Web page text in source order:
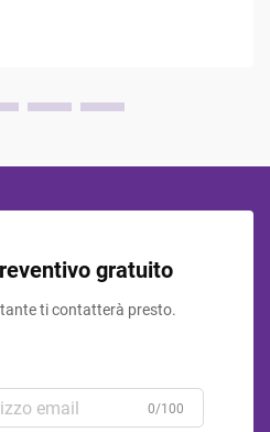
in acciaio inossidabile e in
gratuito
ti contatterà presto.
0/100